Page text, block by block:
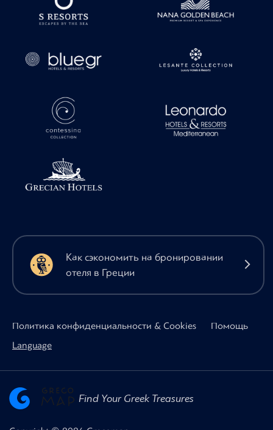
Как сэкономить на бронировании
отеля в Греции
Политика конфиденциальности & Cookies
Помощь
Language
Find Your Greek Treasures